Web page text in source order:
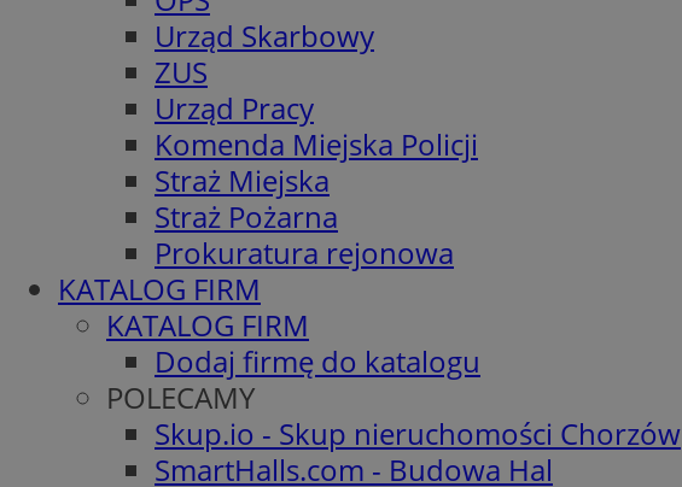
Urząd Skarbowy
ZUS
Urząd Pracy
Komenda Miejska Policji
Straż Miejska
Straż Pożarna
Prokuratura rejonowa
KATALOG FIRM
KATALOG FIRM
Dodaj firmę do katalogu
POLECAMY
Skup.io - Skup nieruchomości Chorzów
SmartHalls.com - Budowa Hal